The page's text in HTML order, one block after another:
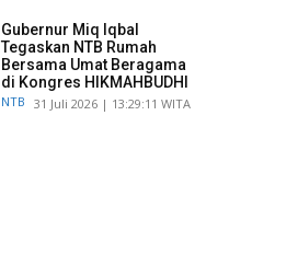
Gubernur Miq Iqbal
Tegaskan NTB Rumah
Bersama Umat Beragama
di Kongres HIKMAHBUDHI
NTB ​31 Juli 2026 | 13:29:11 WITA